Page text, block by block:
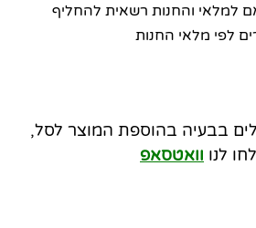
למלאי והחנות רשאית להחליף
לפי מלאי החנות
בבעיה בהוספת המוצר לסל,
לנו וואטסאפ